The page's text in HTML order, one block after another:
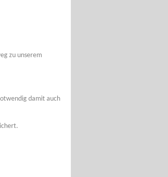
zu unserem
damit auch